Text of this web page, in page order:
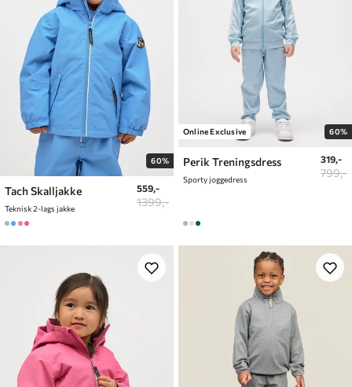
60%
Tach Skalljakke
Teknisk 2-lags jakke
559,-
1399,-
Online Exclusive 60%
Perik Treningsdress
Sporty joggedress
319,-
799,-